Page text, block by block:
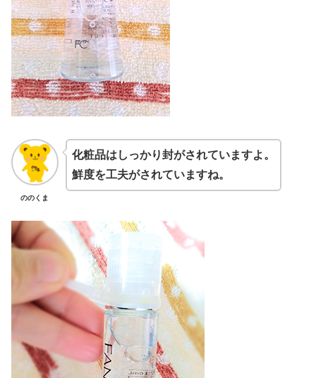
ののくま
化粧品はしっかり封がされていますよ。
鮮度を工夫がされていますね。